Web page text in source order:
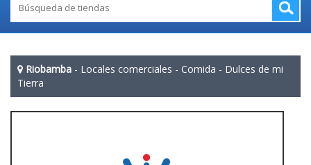
Riobamba - Locales comerciales - Comida - Dulces de mi
Tierra